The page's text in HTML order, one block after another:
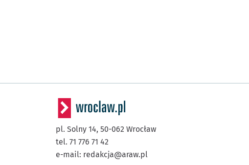
pl. Solny 14, 50-062 Wrocław
tel. 71 776 71 42
e-mail: redakcja@araw.pl